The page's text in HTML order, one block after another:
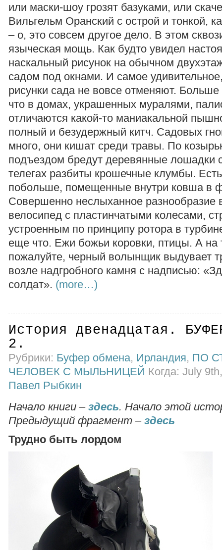
или маски-шоу грозят базуками, или
Вильгельм Оранский с острой и тонкой,
– о, это совсем другое дело. В этом
языческая мощь. Как будто увидел
наскальный рисунок на обычном
садом под окнами. И самое
рисунки сада не вовсе отменяют. Больше
что в домах, украшенных муралями,
отличаются какой-то маниакальной
полный и безудержный китч. Садовых
много, они кишат среди травы. По
подъездом бредут деревянные лошадки
телегах разбиты крошечные клумбы.
побольше, помещенные внутри ковша в
Совершенно неслыханное разнообразие
велосипед с пластинчатыми колесами,
устроенным по принципу ротора в
еще что. Ежи божьи коровки, птицы. А на
пожалуйте, черный волынщик выдувает
возле надгробного камня с надписью:
солдат». (more…)
История двенадцатая.
2.
Рубрики: Буфер обмена, Ирландия, ПО
ЧЕЛОВЕК С МЫЛЬНИЦЕЙ Когда: July
Павел Рыбкин
Начало книги – здесь. Начало этой
Предыдущий фрагмент – здесь
Трудно быть лордом